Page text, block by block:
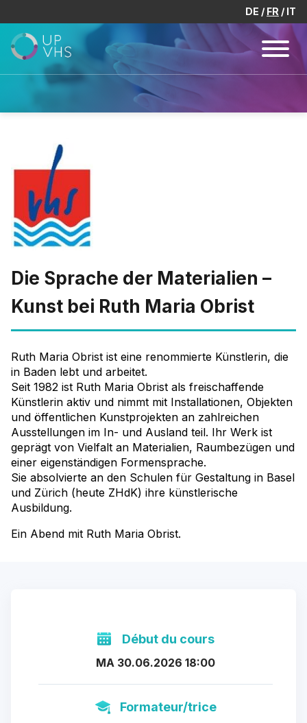
DE FR IT
Die Sprache der Materialien –
Kunst bei Ruth Maria Obrist
Ruth Maria Obrist ist eine renommierte Künstlerin, die
in Baden lebt und arbeitet.
Seit 1982 ist Ruth Maria Obrist als freischaffende
Künstlerin aktiv und nimmt mit Installationen, Objekten
und öffentlichen Kunstprojekten an zahlreichen
Ausstellungen im In- und Ausland teil. Ihr Werk ist
geprägt von Vielfalt an Materialien, Raumbezügen und
einer eigenständigen Formensprache.
Sie absolvierte an den Schulen für Gestaltung in Basel
und Zürich (heute ZHdK) ihre künstlerische
Ausbildung.
Ein Abend mit Ruth Maria Obrist.
Début du cours
MA 30.06.2026 18:00
Formateur/trice